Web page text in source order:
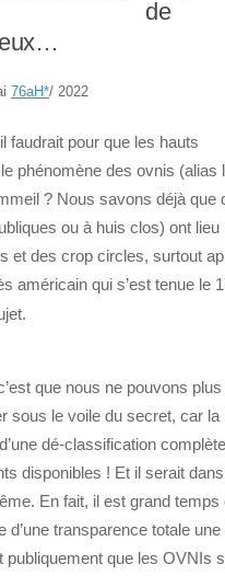
de
eux…
76aH*/ 2022
faudrait pour que les hauts
phénomène des ovnis (alias
? Nous savons déjà que
ou à huis clos) ont lieu
et des crop circles, surtout
américain qui s’est tenue le
que nous ne pouvons
sous le voile du secret, car la
dé-classification
disponibles ! Et il serait dans
En fait, il est grand temps
transparence totale une
que les OVNIs